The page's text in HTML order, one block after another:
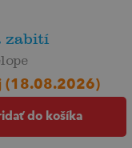
zabití
(18.08.2026)
do košíka